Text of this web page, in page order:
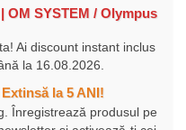
OM SYSTEM / Olympus
Ai discount instant inclus
la 16.08.2026.
la 5 ANI!
Înregistrează produsul pe